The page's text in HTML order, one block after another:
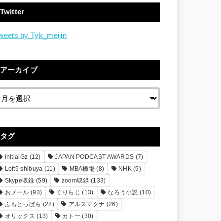
Twitter
by Tyk_meijin
アーカイブ
タグ
initialGz (12) JAPAN PODCAST AWARDS (7)
Loft9 shibuya (11) MBA橋場 (8) NHK (9)
Skype収録 (59) zoom収録 (133)
おメール (93) くりらじ (13) なろう小説 (10)
ふもとっぱら (28) アルスマグナ (26)
オリックス (13) カトー (30)